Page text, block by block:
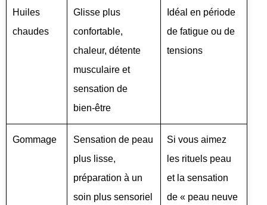
Huiles
chaudes
Glisse plus
confortable,
chaleur, détente
musculaire et
sensation de
bien‑être
Idéal en période
de fatigue ou de
tensions
Gommage
Sensation de peau
plus lisse,
préparation à un
soin plus sensoriel
Si vous aimez
les rituels peau
et la sensation
de « peau neuve